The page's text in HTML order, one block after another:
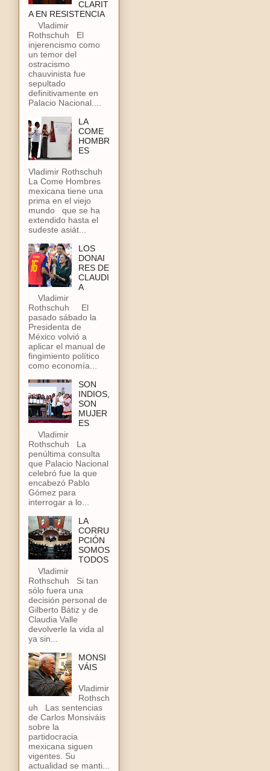
CLARIT
A EN RESISTENCIA
Vladimir
Rothschuh El
injerencismo como
un temor del
ostracismo
chauvinista fue
sepultado
definitivamente en
Palacio Nacional....
LA
COME
HOMBR
ES
Vladimir Rothschuh
La Come Hombres
mexicana tiene una
prima en el viejo
mundo que se ha
extendido hasta el
sudeste asiát...
LOS
DONAI
RES DE
CLAUDI
A
Vladimir
Rothschuh El
pasado sábado la
Presidenta de
México volvió a
aplicar el manual de
fingimiento político
como economía...
SON
INDIOS,
SON
MUJER
ES
Vladimir
Rothschuh La
penúltima consulta
que Palacio Nacional
celebró fue la que
encabezó Pablo
Gómez para
interrogar a lo...
LA
CORRU
PCIÓN
SOMOS
TODOS
Vladimir
Rothschuh Si tan
sólo fuera una
decisión personal de
Gilberto Bátiz y de
Claudia Valle
devolverle la vida al
ya sin...
MONSI
VÁIS
Vladimir
Rothsch
uh Las sentencias
de Carlos Monsiváis
sobre la
partidocracia
mexicana siguen
vigentes. Su
actualidad se manti...